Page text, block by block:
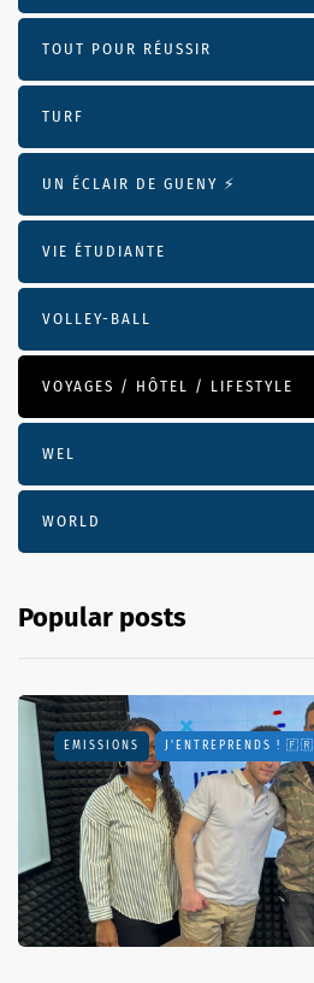
TOUT POUR RÉUSSIR
TURF
UN ÉCLAIR DE GUENY ⚡️
VIE ÉTUDIANTE
VOLLEY-BALL
VOYAGES / HÔTEL / LIFESTYLE
WEL
WORLD
Popular posts
EMISSIONS J'ENTREPRENDS ! 🇫🇷